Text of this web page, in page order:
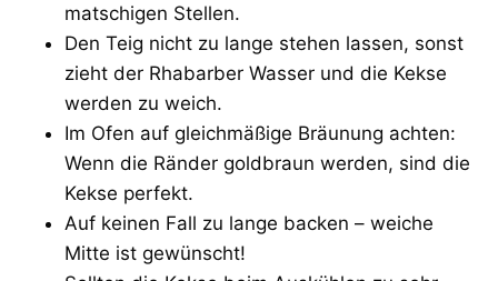
matschigen Stellen.
Den Teig nicht zu lange stehen lassen, sonst
zieht der Rhabarber Wasser und die Kekse
werden zu weich.
Im Ofen auf gleichmäßige Bräunung achten:
Wenn die Ränder goldbraun werden, sind die
Kekse perfekt.
Auf keinen Fall zu lange backen – weiche
Mitte ist gewünscht!